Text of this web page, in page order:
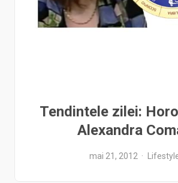
Tendintele zilei:
Alexandra
mai 21, 2012